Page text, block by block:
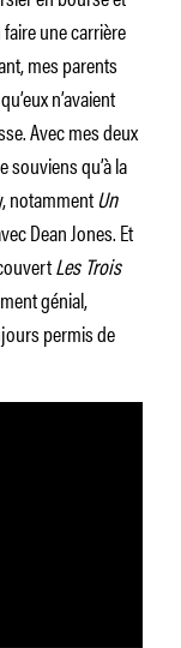
faire une carrière
mes parents
n’avaient
Avec mes deux
souviens qu’à la
notammentUn
Dean Jones. Et
Les Trois
génial,
permis de